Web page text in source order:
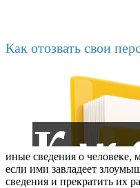
Как отозвать свои
иные сведения о человеке,
если ими завладеет
сведения и прекратить их